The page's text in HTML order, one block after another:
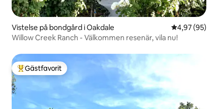
Vistelse på bondgård i Oakdale 4,97 av 5 i
4,97 (95)
Willow Creek Ranch - Välkommen resenär, vila nu!
Populär gästfavorit
Gästfavorit